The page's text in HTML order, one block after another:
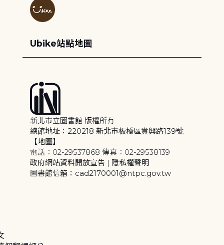
Ubike站點地圖
新北市立圖書館 版權所有
總館地址：220218 新北市板橋區貴興路139號
【地圖】
電話：02-29537868 傳真：02-29538139
政府網站資料開放宣告 | 隱私權聲明
圖書館信箱：cad2170001@ntpc.gov.tw